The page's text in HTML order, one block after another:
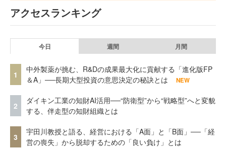
アクセスランキング
今日 週間 月間
1
中外製薬が挑む、R&Dの成果最大化に貢献する「進化版FP
＆A」──長期大型投資の意思決定の秘訣とは
NEW
2
ダイキン工業の知財AI活用──“防衛型”から“戦略型”へと変貌
する、伴走型の知財組織とは
3
宇田川教授と語る、経営における「A面」と「B面」──「経
営の喪失」から脱却するための「良い負け」とは